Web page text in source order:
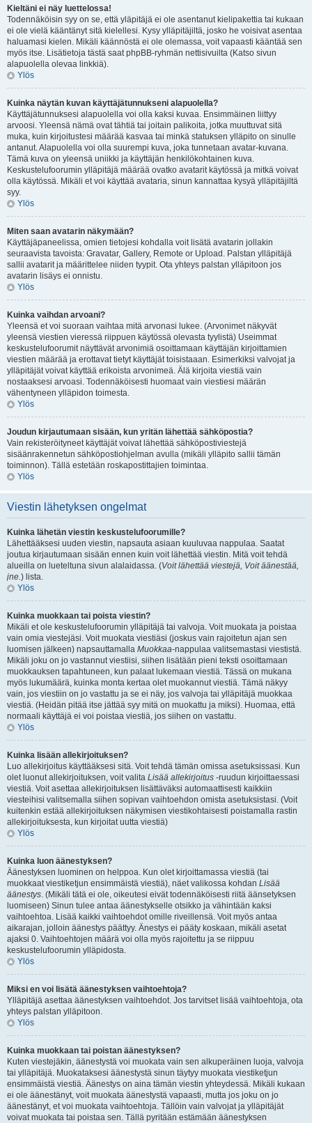
Kieltäni ei näy luettelossa!
Todennäköisin syy on se, että yläpitäjä ei ole asentanut kielipakettia tai kukaan
ei ole vielä kääntänyt sitä kielellesi. Kysy ylläpitäjiltä, josko he voisivat asentaa
haluamasi kielen. Mikäli käännöstä ei ole olemassa, voit vapaasti kääntää sen
myös itse. Lisätietoja tästä saat phpBB-ryhmän nettisivuilta (Katso sivun
alapuolella olevaa linkkiä).
Ylös
Kuinka näytän kuvan käyttäjätunnukseni alapuolella?
Käyttäjätunnuksesi alapuolella voi olla kaksi kuvaa. Ensimmäinen liittyy
arvoosi. Yleensä nämä ovat tähtiä tai joitain palikoita, jotka muuttuvat sitä
muka, kuin kirjoitustesi määrää kasvaa tai minkä statuksen ylläpito on sinulle
antanut. Alapuolella voi olla suurempi kuva, joka tunnetaan avatar-kuvana.
Tämä kuva on yleensä uniikki ja käyttäjän henkilökohtainen kuva.
Keskustelufoorumin ylläpitäjä määrää ovatko avatarit käytössä ja mitkä voivat
olla käytössä. Mikäli et voi käyttää avataria, sinun kannattaa kysyä ylläpitäjiltä
syy.
Ylös
Miten saan avatarin näkymään?
Käyttäjäpaneelissa, omien tietojesi kohdalla voit lisätä avatarin jollakin
seuraavista tavoista: Gravatar, Gallery, Remote or Upload. Palstan ylläpitäjä
sallii avatarit ja määrittelee niiden tyypit. Ota yhteys palstan ylläpitoon jos
avatarin lisäys ei onnistu.
Ylös
Kuinka vaihdan arvoani?
Yleensä et voi suoraan vaihtaa mitä arvonasi lukee. (Arvonimet näkyvät
yleensä viestien vieressä riippuen käytössä olevasta tyylistä) Useimmat
keskustelufoorumit näyttävät arvonimiä osoittamaan käyttäjän kirjoittamien
viestien määrää ja erottavat tietyt käyttäjät toisistaaan. Esimerkiksi valvojat ja
ylläpitäjät voivat käyttää erikoista arvonimeä. Älä kirjoita viestiä vain
nostaaksesi arvoasi. Todennäköisesti huomaat vain viestiesi määrän
vähentyneen ylläpidon toimesta.
Ylös
Joudun kirjautumaan sisään, kun yritän lähettää sähköpostia?
Vain rekisteröityneet käyttäjät voivat lähettää sähköpostiviestejä
sisäänrakennetun sähköpostiohjelman avulla (mikäli ylläpito sallii tämän
toiminnon). Tällä estetään roskapostittajien toimintaa.
Ylös
Viestin lähetyksen ongelmat
Kuinka lähetän viestin keskustelufoorumille?
Lähettääksesi uuden viestin, napsauta asiaan kuuluvaa nappulaa. Saatat
joutua kirjautumaan sisään ennen kuin voit lähettää viestin. Mitä voit tehdä
alueilla on lueteltuna sivun alalaidassa. (Voit lähettää viestejä, Voit äänestää,
jne.) lista.
Ylös
Kuinka muokkaan tai poista viestin?
Mikäli et ole keskustelufoorumin ylläpitäjä tai valvoja. Voit muokata ja poistaa
vain omia viestejäsi. Voit muokata viestiäsi (joskus vain rajoitetun ajan sen
luomisen jälkeen) napsauttamalla Muokkaa-nappulaa valitsemastasi viestistä.
Mikäli joku on jo vastannut viestiisi, siihen lisätään pieni teksti osoittamaan
muokkauksen tapahtuneen, kun palaat lukemaan viestiä. Tässä on mukana
myös lukumäärä, kuinka monta kertaa olet muokannut viestiä. Tämä näkyy
vain, jos viestiin on jo vastattu ja se ei näy, jos valvoja tai ylläpitäjä muokkaa
viestiä. (Heidän pitää itse jättää syy mitä on muokattu ja miksi). Huomaa, että
normaali käyttäjä ei voi poistaa viestiä, jos siihen on vastattu.
Ylös
Kuinka lisään allekirjoituksen?
Luo allekirjoitus käyttääksesi sitä. Voit tehdä tämän omissa asetuksissasi. Kun
olet luonut allekirjoituksen, voit valita Lisää allekirjoitus -ruudun kirjoittaessasi
viestiä. Voit asettaa allekirjoituksen lisättäväksi automaattisesti kaikkiin
viesteihisi valitsemalla siihen sopivan vaihtoehdon omista asetuksistasi. (Voit
kuitenkin estää allekirjoituksen näkymisen viestikohtaisesti poistamalla rastin
allekirjoituksesta, kun kirjoitat uutta viestiä)
Ylös
Kuinka luon äänestyksen?
Äänestyksen luominen on helppoa. Kun olet kirjoittamassa viestiä (tai
muokkaat viestiketjun ensimmäistä viestiä), näet valikossa kohdan Lisää
äänestys. (Mikäli tätä ei ole, oikeutesi eivät todennäköisesti riitä äänsetyksen
luomiseen) Sinun tulee antaa äänestykselle otsikko ja vähintään kaksi
vaihtoehtoa. Lisää kaikki vaihtoehdot omille riveillensä. Voit myös antaa
aikarajan, jolloin äänestys päättyy. Änestys ei pääty koskaan, mikäli asetat
ajaksi 0. Vaihtoehtojen määrä voi olla myös rajoitettu ja se riippuu
keskustelufoorumin ylläpidosta.
Ylös
Miksi en voi lisätä äänestyksen vaihtoehtoja?
Ylläpitäjä asettaa äänestyksen vaihtoehdot. Jos tarvitset lisää vaihtoehtoja, ota
yhteys palstan ylläpitoon.
Ylös
Kuinka muokkaan tai poistan äänestyksen?
Kuten viestejäkin, äänestystä voi muokata vain sen alkuperäinen luoja, valvoja
tai ylläpitäjä. Muokataksesi äänestystä sinun täytyy muokata viestiketjun
ensimmäistä viestiä. Äänestys on aina tämän viestin yhteydessä. Mikäli kukaan
ei ole äänestänyt, voit muokata äänestystä vapaasti, mutta jos joku on jo
äänestänyt, et voi muokata vaihtoehtoja. Tällöin vain valvojat ja ylläpitäjät
voivat muokata tai poistaa sen. Tällä pyritään estämään äänestyksen